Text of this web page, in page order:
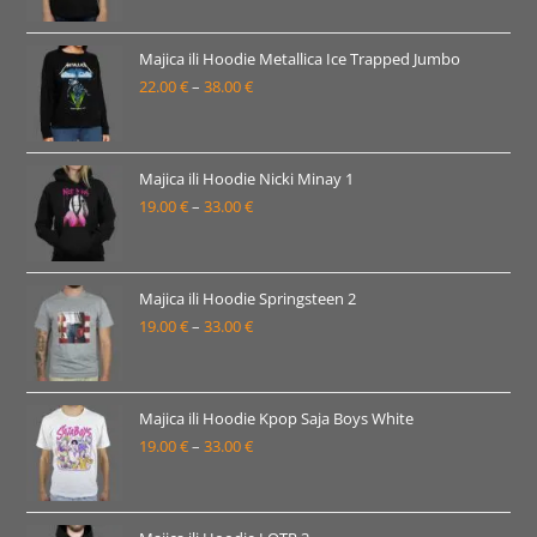
od
19.00 €
do
Majica ili Hoodie Metallica Ice Trapped Jumbo
22.00€– 38.00€Raspon
od
22.00 €
do
Majica ili Hoodie Nicki Minay 1
19.00€– 33.00€Raspon
od
19.00 €
do
Majica ili Hoodie Springsteen 2
19.00€– 33.00€Raspon
od
19.00 €
do
Majica ili Hoodie Kpop Saja Boys White
19.00€– 33.00€Raspon
od